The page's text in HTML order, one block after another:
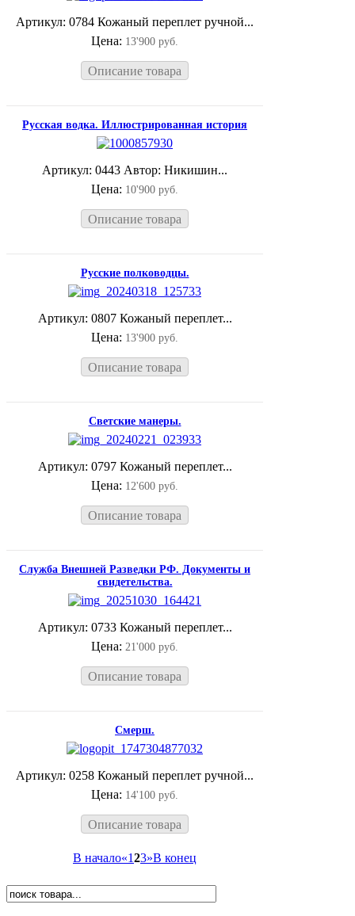
Артикул: 0784 Кожаный переплет ручной...
Цена: 13'900 руб.
Описание товара
Русская водка. Иллюстрированная история
Артикул: 0443 Автор: Никишин...
Цена: 10'900 руб.
Описание товара
Русские полководцы.
Артикул: 0807 Кожаный переплет...
Цена: 13'900 руб.
Описание товара
Светские манеры.
Артикул: 0797 Кожаный переплет...
Цена: 12'600 руб.
Описание товара
Служба Внешней Разведки РФ. Документы и
свидетельства.
Артикул: 0733 Кожаный переплет...
Цена: 21'000 руб.
Описание товара
Смерш.
Артикул: 0258 Кожаный переплет ручной...
Цена: 14'100 руб.
Описание товара
В начало«123»В конец